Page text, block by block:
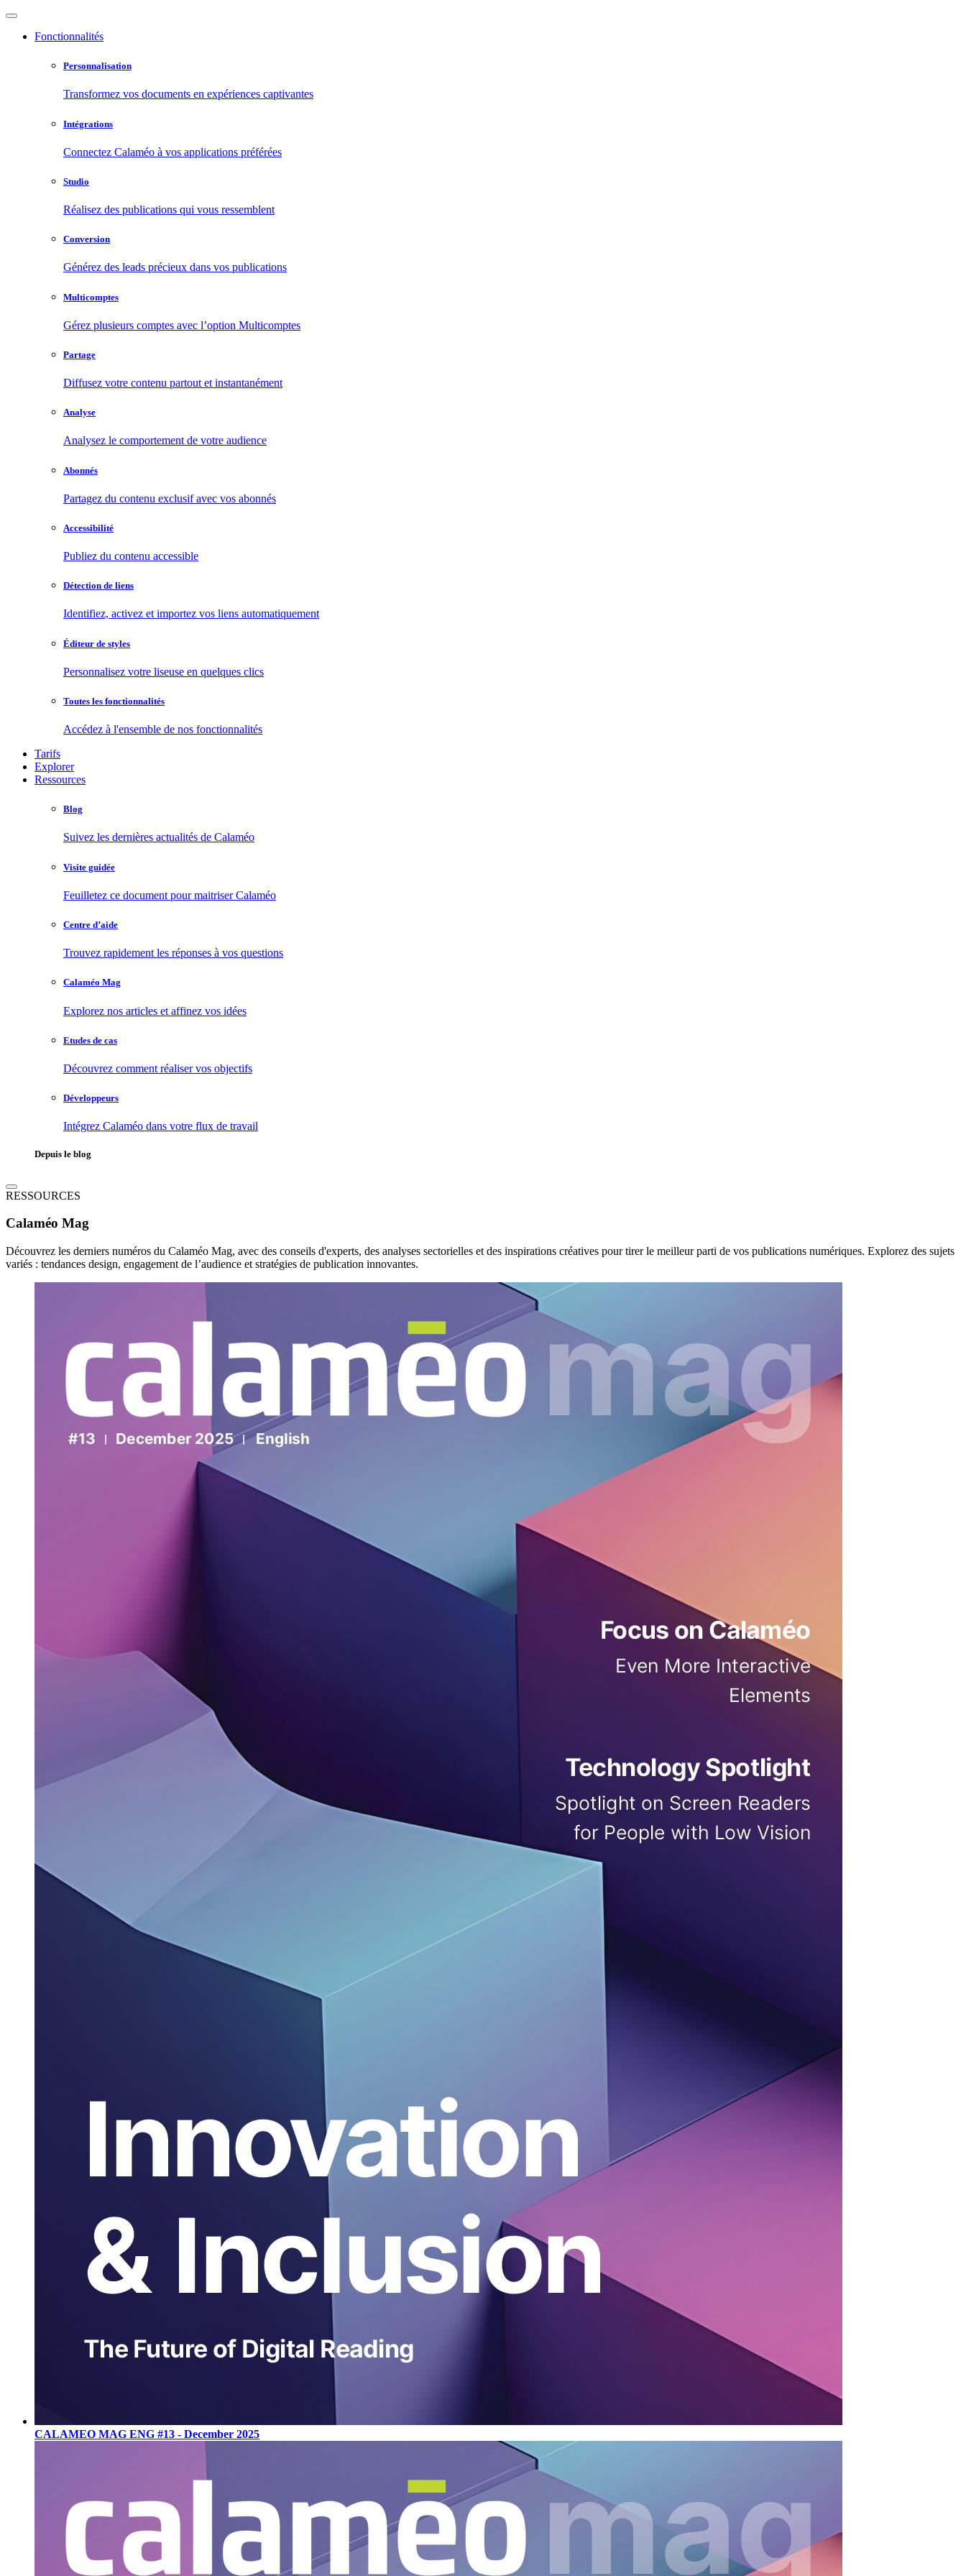
Fonctionnalités
Personnalisation
Transformez vos documents en expériences captivantes
Intégrations
Connectez Calaméo à vos applications préférées
Studio
Réalisez des publications qui vous ressemblent
Conversion
Générez des leads précieux dans vos publications
Multicomptes
Gérez plusieurs comptes avec l’option Multicomptes
Partage
Diffusez votre contenu partout et instantanément
Analyse
Analysez le comportement de votre audience
Abonnés
Partagez du contenu exclusif avec vos abonnés
Accessibilité
Publiez du contenu accessible
Détection de liens
Identifiez, activez et importez vos liens automatiquement
Éditeur de styles
Personnalisez votre liseuse en quelques clics
Toutes les fonctionnalités
Accédez à l'ensemble de nos fonctionnalités
Tarifs
Explorer
Ressources
Blog
Suivez les dernières actualités de Calaméo
Visite guidée
Feuilletez ce document pour maitriser Calaméo
Centre d’aide
Trouvez rapidement les réponses à vos questions
Calaméo Mag
Explorez nos articles et affinez vos idées
Etudes de cas
Découvrez comment réaliser vos objectifs
Développeurs
Intégrez Calaméo dans votre flux de travail
Depuis le blog
RESSOURCES
Calaméo Mag
Découvrez les derniers numéros du Calaméo Mag, avec des conseils d'experts, des analyses sectorielles et des inspirations créatives pour tirer le meilleur parti de vos publications numériques. Explorez des sujets
variés : tendances design, engagement de l’audience et stratégies de publication innovantes.
CALAMEO MAG ENG #13 - December 2025